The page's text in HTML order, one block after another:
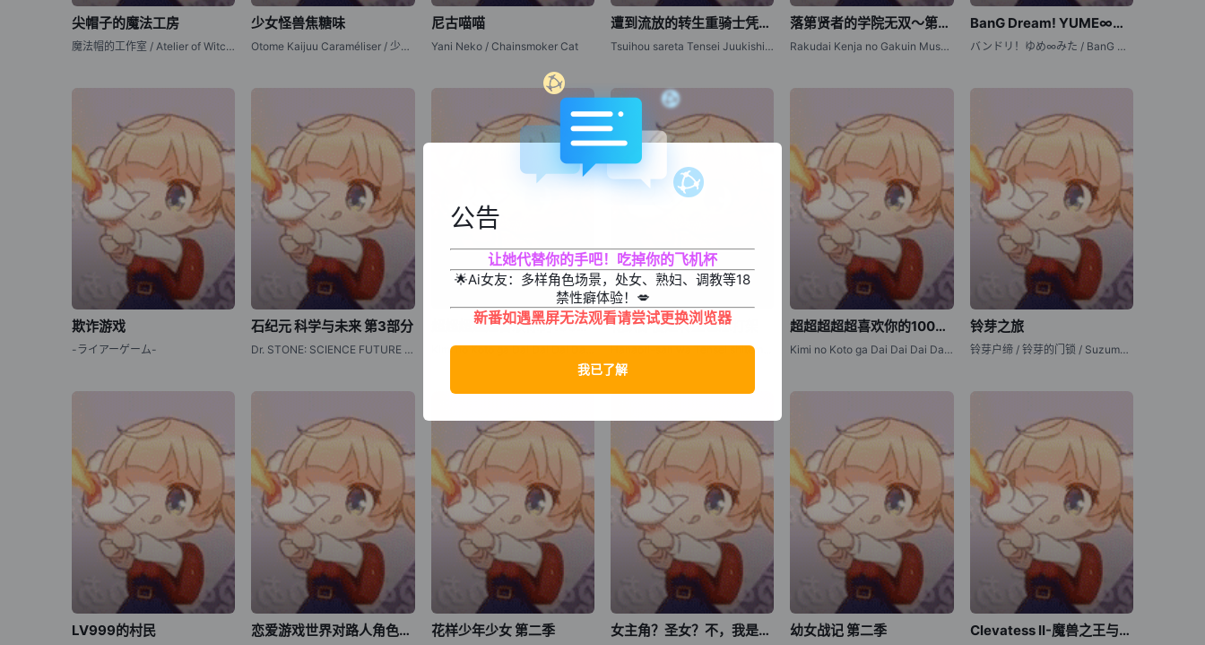
尖帽子的魔法工房
魔法帽的工作室 / Atelier of Witch Hat / Witch Hat Atelier / Tongari Boushi no Atelier
少女怪兽焦糖味
Otome Kaijuu Caraméliser / 少女怪兽焦糖恋心
尼古喵喵
Yani Neko / Chainsmoker Cat
遭到流放的转生重骑士凭借游戏知识大开无双
Tsuihou sareta Tensei Juukishi wa Game Chishiki de Musou suruTsuihou sareta Tensei Juukishi wa Game Chishiki de Musou suru / 被流放的转生重骑士用游戏知识开无双 / 被追放的转生重骑士用游戏知识开无双
落第贤者的学院无双～第二次转生的S级开外挂魔术师冒险录～
Rakudai Kenja no Gakuin Musou: Nidome no Tensei, S-Rank Cheat Majutsushi Boukenroku / 落第贤者的学院无双～第二回转生，S等级作弊魔术师冒险记～
BanG Dream! YUME∞MITA
バンドリ！ゆめ∞みた / BanG Dream！梦限大みゅーたいぷ / 梦限大
欺诈游戏
-ライアーゲーム-
石纪元 科学与未来 第3部分
Dr. STONE: SCIENCE FUTURE Part 3 / 新石纪 科学与未来 第3部分 / 石纪元 第四季 第3部分 / 新石纪 第四季 第3部分 / Dr. Stone: Science Future 3
超超超超超喜欢你的100个女朋友 第二季
Kimi no Koto ga Dai Dai Dai Dai Daisuki na Hyakunin no Kanojo (2025) / The 100 Girlfriends Who Really, Really, Really, Really, Really Love You (2025) / Kimi no Koto ga Dai Dai Dai Dai Daisuki na 100-nin no Kanojo 2 / The 100 Girlfriends Who Really, Really
花织即使是转生也想打架 超超超超超喜欢你的100个女朋友 第三季
Kimi no Koto ga Dai Dai Dai Dai Daisuki na 100-nin no Kanojo 3
铃芽之旅
铃芽户缔 / 铃芽的门锁 / Suzume no Tojimari
LV999的村民 恋爱游戏世界对路人角色很不友好 第二季 花样少年少女 第二季 女主角？圣女？不，我是杂役女仆（自豪）！ 幼女战记 第二季 Clevatess II-魔兽之王与虚假的勇者传承-
公告
让她代替你的手吧！吃掉你的飞机杯
🌟Ai女友：多样角色场景，处女、熟妇、调教等18
禁性癖体验！💋
新番如遇黑屏无法观看请尝试更换浏览器